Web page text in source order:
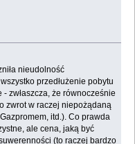
nieudolność
przedłużenie pobytu
zwłaszcza, że równocześnie
zwrot w raczej niepożądaną
itd.). Co prawda
ale cena, jaką być
(to raczej bardzo